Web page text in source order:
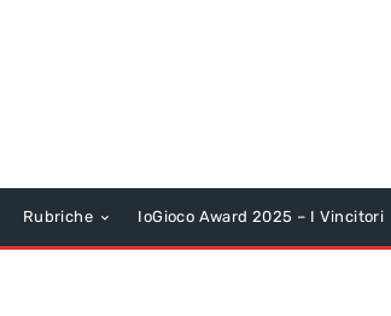
Rubriche IoGioco Award 2025 – I Vincitori